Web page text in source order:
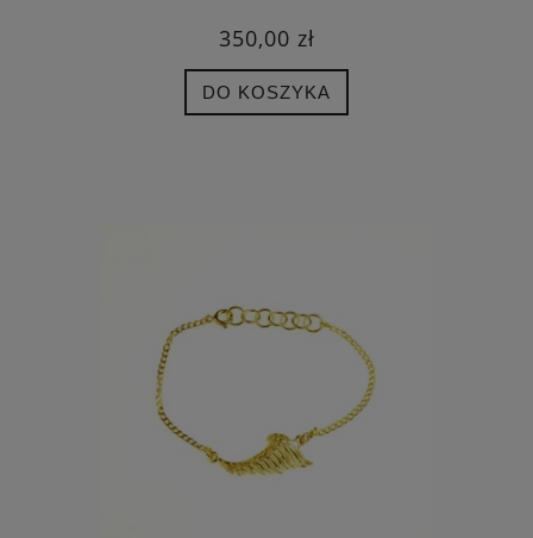
350,00 zł
DO KOSZYKA